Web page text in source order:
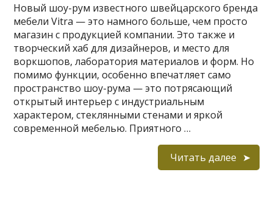
Новый шоу-рум известного швейцарского бренда
мебели Vitra — это намного больше, чем просто
магазин с продукцией компании. Это также и
творческий хаб для дизайнеров, и место для
воркшопов, лаборатория материалов и форм. Но
помимо функции, особенно впечатляет само
пространство шоу-рума — это потрясающий
открытый интерьер с индустриальным
характером, стеклянными стенами и яркой
современной мебелью. Приятного …
Читать далее